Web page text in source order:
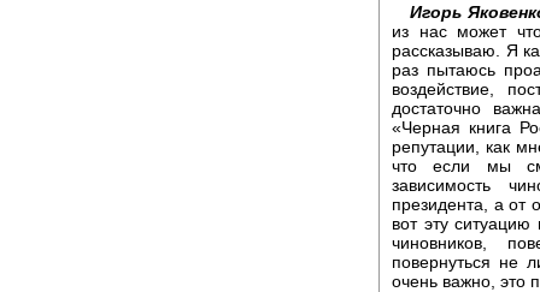
Игорь
из нас может
рассказываю. Я
раз пытаюсь
воздействие,
достаточно
«Черная книга
репутации, как
что если мы
зависимость
президента, а от
вот эту ситуацию
чиновников,
повернуться не
очень важно, это